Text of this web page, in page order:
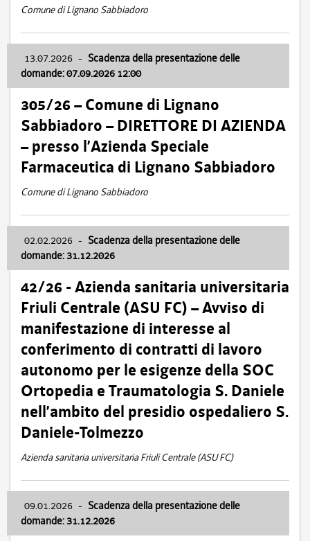
Comune di Lignano Sabbiadoro
13.07.2026 - Scadenza della presentazione delle
domande: 07.09.2026 12:00
305/26 – Comune di Lignano
Sabbiadoro – DIRETTORE DI AZIENDA
– presso l’Azienda Speciale
Farmaceutica di Lignano Sabbiadoro
Comune di Lignano Sabbiadoro
02.02.2026 - Scadenza della presentazione delle
domande: 31.12.2026
42/26 - Azienda sanitaria universitaria
Friuli Centrale (ASU FC) – Avviso di
manifestazione di interesse al
conferimento di contratti di lavoro
autonomo per le esigenze della SOC
Ortopedia e Traumatologia S. Daniele
nell’ambito del presidio ospedaliero S.
Daniele-Tolmezzo
Azienda sanitaria universitaria Friuli Centrale (ASU FC)
09.01.2026 - Scadenza della presentazione delle
domande: 31.12.2026